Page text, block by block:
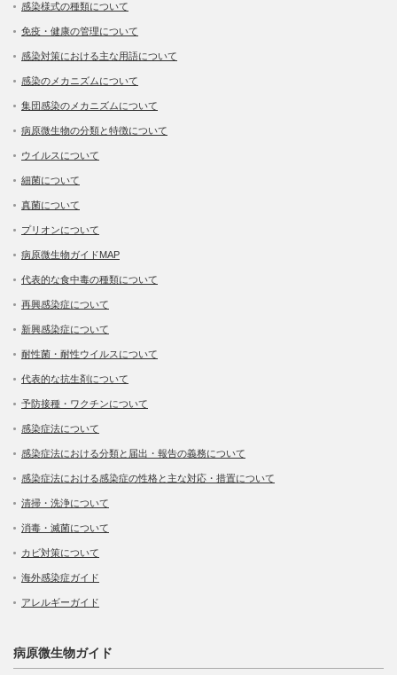
感染様式の種類について
免疫・健康の管理について
感染対策における主な用語について
感染のメカニズムについて
集団感染のメカニズムについて
病原微生物の分類と特徴について
ウイルスについて
細菌について
真菌について
プリオンについて
病原微生物ガイドMAP
代表的な食中毒の種類について
再興感染症について
新興感染症について
耐性菌・耐性ウイルスについて
代表的な抗生剤について
予防接種・ワクチンについて
感染症法について
感染症法における分類と届出・報告の義務について
感染症法における感染症の性格と主な対応・措置について
清掃・洗浄について
消毒・滅菌について
カビ対策について
海外感染症ガイド
アレルギーガイド
病原微生物ガイド